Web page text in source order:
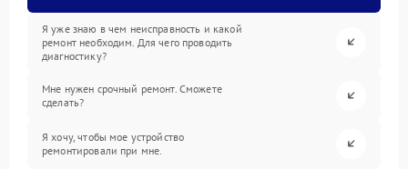
Я уже знаю в чем неисправность и какой
ремонт необходим. Для чего проводить
диагностику?
Мне нужен срочный ремонт. Сможете
сделать?
Я хочу, чтобы мое устройство
ремонтировали при мне.